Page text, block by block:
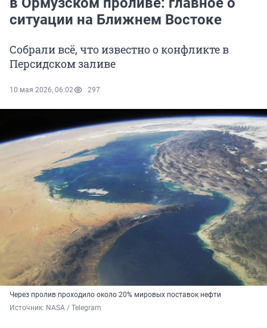
ситуации на Ближнем Востоке
Собрали всё, что известно о конфликте в
Персидском заливе
10 мая 2026, 06:02 297
Через пролив проходило около 20% мировых поставок нефти
Источник: NASA / Telegram